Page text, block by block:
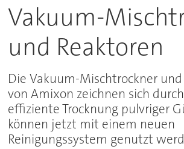
Vakuum-
und Reaktoren
Die Vakuum-Mischtrockner
von Amixon zeichnen sich
effiziente Trocknung pulvriger
können jetzt mit einem neuen
Reinigungssystem genutzt